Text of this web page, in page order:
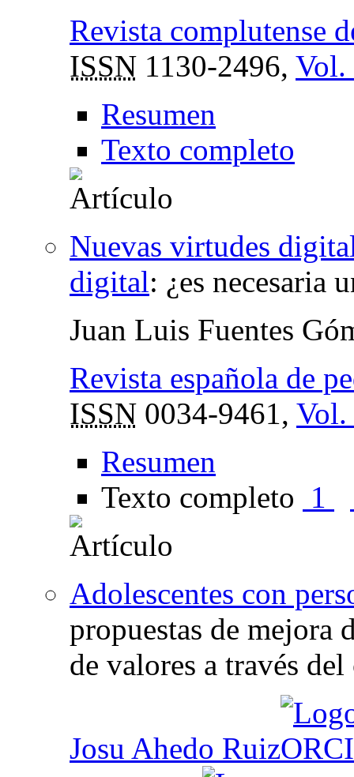
Revista complutense
ISSN 1130-2496, Vol.
Resumen
Texto completo
Nuevas virtudes
digital: ¿es necesaria
Juan Luis Fuentes
Revista española de
ISSN 0034-9461, Vol.
Resumen
Texto completo 1
Adolescentes con
propuestas de mejora
de valores a través del
Josu Ahedo Ruiz